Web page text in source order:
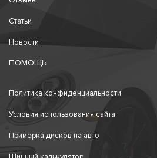
Статьи
Новости
ПОМОЩЬ
Политика конфиденциальности
Условия использования сайта
Примерка дисков на авто